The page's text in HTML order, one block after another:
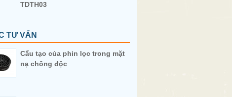
TDTH03
TƯ VẤN
Cấu tạo của phin lọc trong mặt
nạ chống độc